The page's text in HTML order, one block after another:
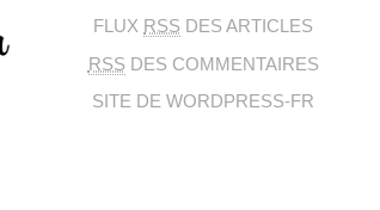
FLUX RSS DES ARTICLES
RSS DES COMMENTAIRES
SITE DE WORDPRESS-FR